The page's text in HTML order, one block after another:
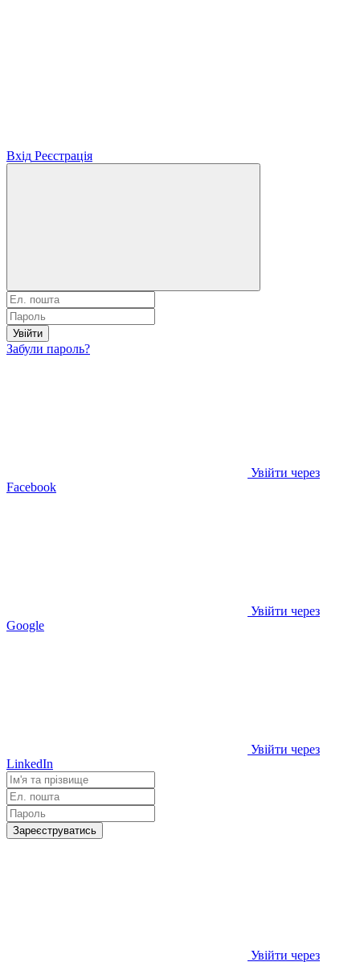
Вхід Реєстрація
Увійти
Забули пароль?
Увійти через
Facebook
Увійти через
Google
Увійти через
LinkedIn
Зареєструватись
Увійти через